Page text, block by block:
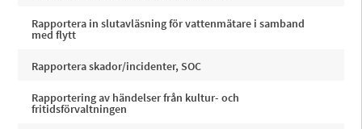
Rapportera in slutavläsning för vattenmätare i samband
med flytt
Rapportera skador/incidenter, SOC
Rapportering av händelser från kultur- och
fritidsförvaltningen